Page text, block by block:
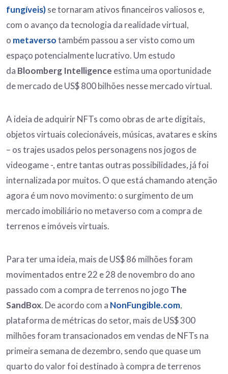
fungíveis)se tornaram ativos financeiros valiosos e,
com o avanço da tecnologia da realidade virtual,
o metaversotambém passou a ser visto como um
espaço potencialmente lucrativo. Um estudo
da Bloomberg Intelligence estima uma oportunidade
de mercado de US$ 800 bilhões nesse mercado virtual.
A ideia de adquirir NFTs como obras de arte digitais,
objetos virtuais colecionáveis, músicas, avatares e skins
– os trajes usados pelos personagens nos jogos de
videogame -, entre tantas outras possibilidades, já foi
internalizada por muitos. O que está chamando atenção
agora é um novo movimento: o surgimento de um
mercado imobiliário no metaverso com a compra de
terrenos e imóveis virtuais.
Para ter uma ideia, mais de US$ 86 milhões foram
movimentados entre 22 e 28 de novembro do ano
passado com a compra de terrenos no jogo The
SandBox. De acordo com a NonFungible.com,
plataforma de métricas do setor, mais de US$ 300
milhões foram transacionados em vendas de NFTs na
primeira semana de dezembro, sendo que quase um
quarto do valor foi destinado à compra de terrenos